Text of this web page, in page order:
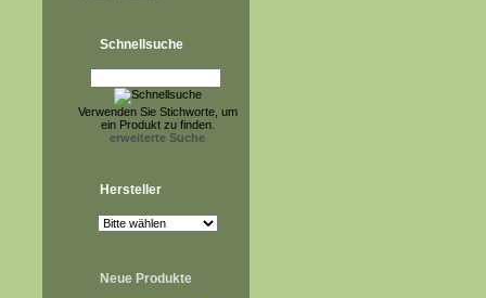
Schnellsuche
Verwenden Sie Stichworte, um
ein Produkt zu finden.
erweiterte Suche
Hersteller
Neue Produkte